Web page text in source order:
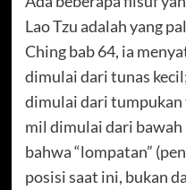
Lao Tzu adalah yang
Ching bab 64, ia
dimulai dari tunas
dimulai dari tumpukan
mil dimulai dari bawah
bahwa “lompatan”
posisi saat ini, bukan